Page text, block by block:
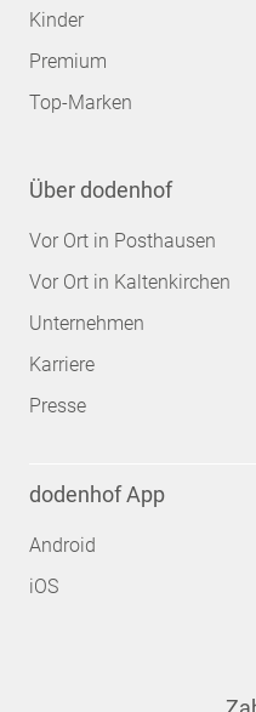
Kinder
Premium
Top-Marken
Über dodenhof
Vor Ort in Posthausen
Vor Ort in Kaltenkirchen
Unternehmen
Karriere
Presse
dodenhof App
Android
iOS